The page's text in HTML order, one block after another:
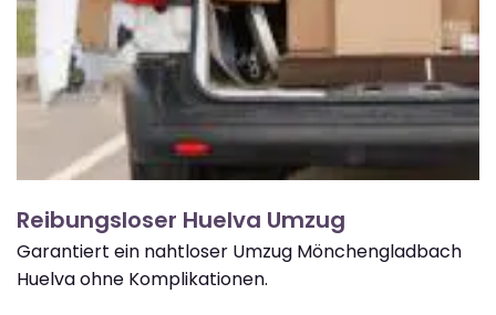
Reibungsloser Huelva Umzug
Garantiert ein nahtloser Umzug Mönchengladbach
Huelva ohne Komplikationen.